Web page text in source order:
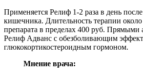
Применяется Релиф 1-2 раза в день
кишечника. Длительность терапии
препарата в пределах 400 руб. Прямыми
Релиф Адванс с обезболивающим
глюкокортикостероидным гормоном.
Мнение врача: